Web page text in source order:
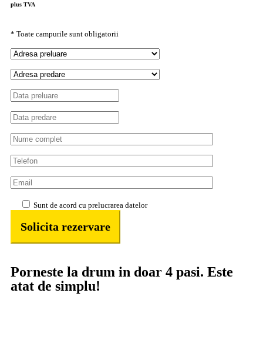
plus TVA
* Toate campurile sunt obligatorii
Sunt de acord cu prelucrarea datelor
Porneste la drum in doar 4 pasi. Este
atat de simplu!